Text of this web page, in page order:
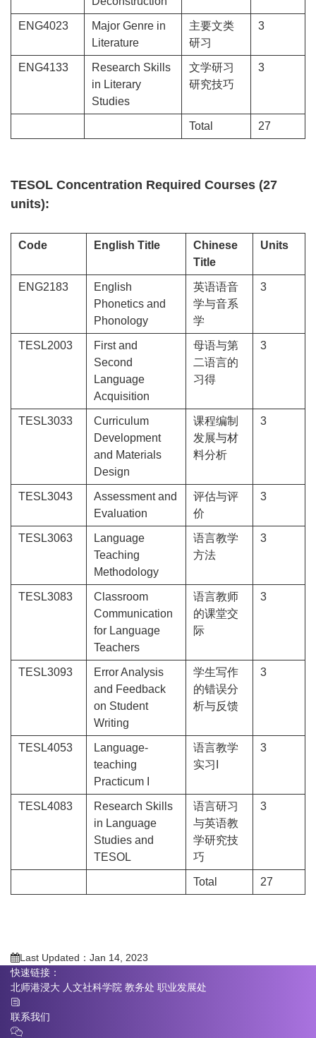
ENG4023
Major Genre in
Literature
主要文类
研习
3
ENG4133
Research Skills
in Literary
Studies
文学研习
研究技巧
3
Total 27
TESOL Concentration Required Courses (27
units):
Code English Title
Chinese
Title
Units
ENG2183
English
Phonetics and
Phonology
英语语音
学与音系
学
3
TESL2003
First and
Second
Language
Acquisition
母语与第
二语言的
习得
3
TESL3033
Curriculum
Development
and Materials
Design
课程编制
发展与材
料分析
3
TESL3043
Assessment and
Evaluation
评估与评
价
3
TESL3063
Language
Teaching
Methodology
语言教学
方法
3
TESL3083
Classroom
Communication
for Language
Teachers
语言教师
的课堂交
际
3
TESL3093
Error Analysis
and Feedback
on Student
Writing
学生写作
的错误分
析与反馈
3
TESL4053
Language-
teaching
Practicum I
语言教学
实习I
3
TESL4083
Research Skills
in Language
Studies and
TESOL
语言研习
与英语教
学研究技
巧
3
Total 27
Last Updated：Jan 14, 2023
快速链接：
北师港浸大 人文社科学院 教务处 职业发展处
联系我们